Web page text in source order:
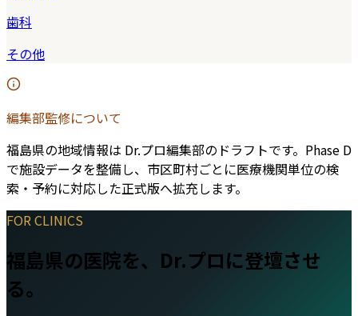
歯科
その他
編集部監修について
福島県の地域情報は Dr.プロ編集部のドラフトです。Phase D
で施設データを整備し、市区町村ごとに医療機関単位の検
索・予約に対応した正式版へ拡充します。
FOR CLINICS
福島県の医院を、Dr.プロに登壇させ
る。